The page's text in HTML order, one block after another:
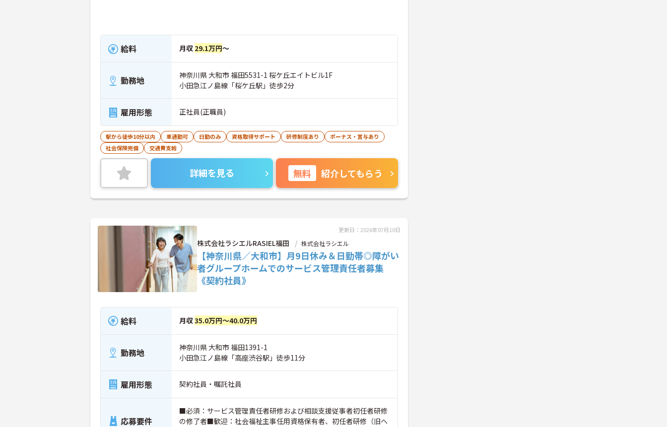
給料 月収 29.1万円～
勤務地
神奈川県 大和市 福田5531-1 桜ケ丘エイトビル1F
小田急江ノ島線「桜ケ丘駅」徒歩2分
雇用形態 正社員(正職員)
駅から徒歩10分以内 車通勤可 日勤のみ 資格取得サポート 研修制度あり
ボーナス・賞与あり
社会保険完備
交通費支給
詳細を見る 無料 紹介してもらう
更新日：2026年07月10日
株式会社ラシエルRASIEL福田 株式会社ラシエル
【神奈川県／大和市】月9日休み＆日勤帯◎障がい
者グループホームでのサービス管理責任者募集
《契約社員》
給料 月収35.0万円～40.0万円
勤務地
神奈川県 大和市 福田1391-1
小田急江ノ島線「高座渋谷駅」徒歩11分
雇用形態 契約社員・嘱託社員
応募要件
■必須：サービス管理責任者研修および相談支援従事者初任者研修
の修了者■歓迎：社会福祉主事任用資格保有者、初任者研修（旧ヘ